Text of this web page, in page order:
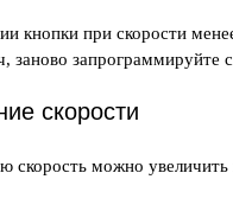
кнопки при скорости
заново запрограммируйте
скорости
скорость можно